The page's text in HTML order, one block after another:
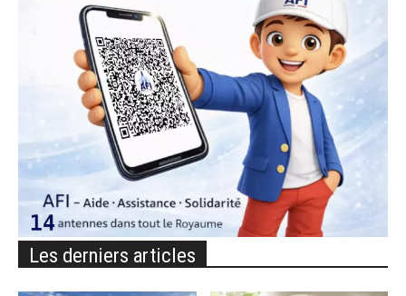
Les derniers articles